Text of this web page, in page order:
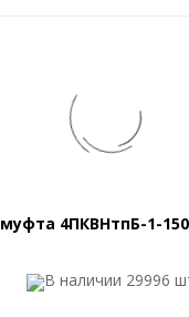
муфта 4ПКВНтпБ-1-
В наличии 29996